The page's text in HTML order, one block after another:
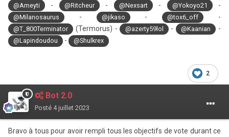
@Ameyti - @Ritcheur - @Nexsart - @Yokoyo21 -
@Milanosaurus - @jikaso - @tox6_off -
@T_800Terminator (Termorus) - @azerty59lol - @Kaanian -
@Lapindoudou - @Shulkrex
2
Bot 2.0
Posté 4 juillet 2023
Bravo à tous pour avoir rempli tous les objectifs de vote durant ce